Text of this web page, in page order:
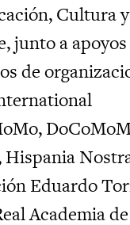
Cultura y
junto a apoyos
de
Hispania
Eduardo
Academia